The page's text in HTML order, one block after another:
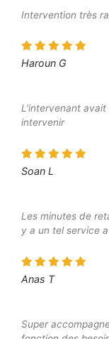
Intervention très
Haroun G
L'intervenant
intervenir
Soan L
Les minutes de
y a un tel service
Anas T
Super